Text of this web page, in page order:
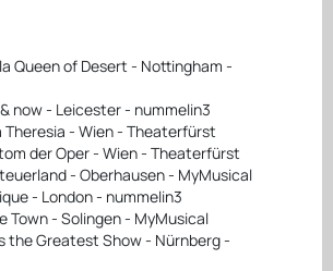
Queen of Desert - Nottingham -
now - Leicester - nummelin3
- Wien - Theaterfürst
der Oper - Wien - Theaterfürst
- Oberhausen - MyMusical
- London - nummelin3
Town - Solingen - MyMusical
the Greatest Show - Nürnberg -